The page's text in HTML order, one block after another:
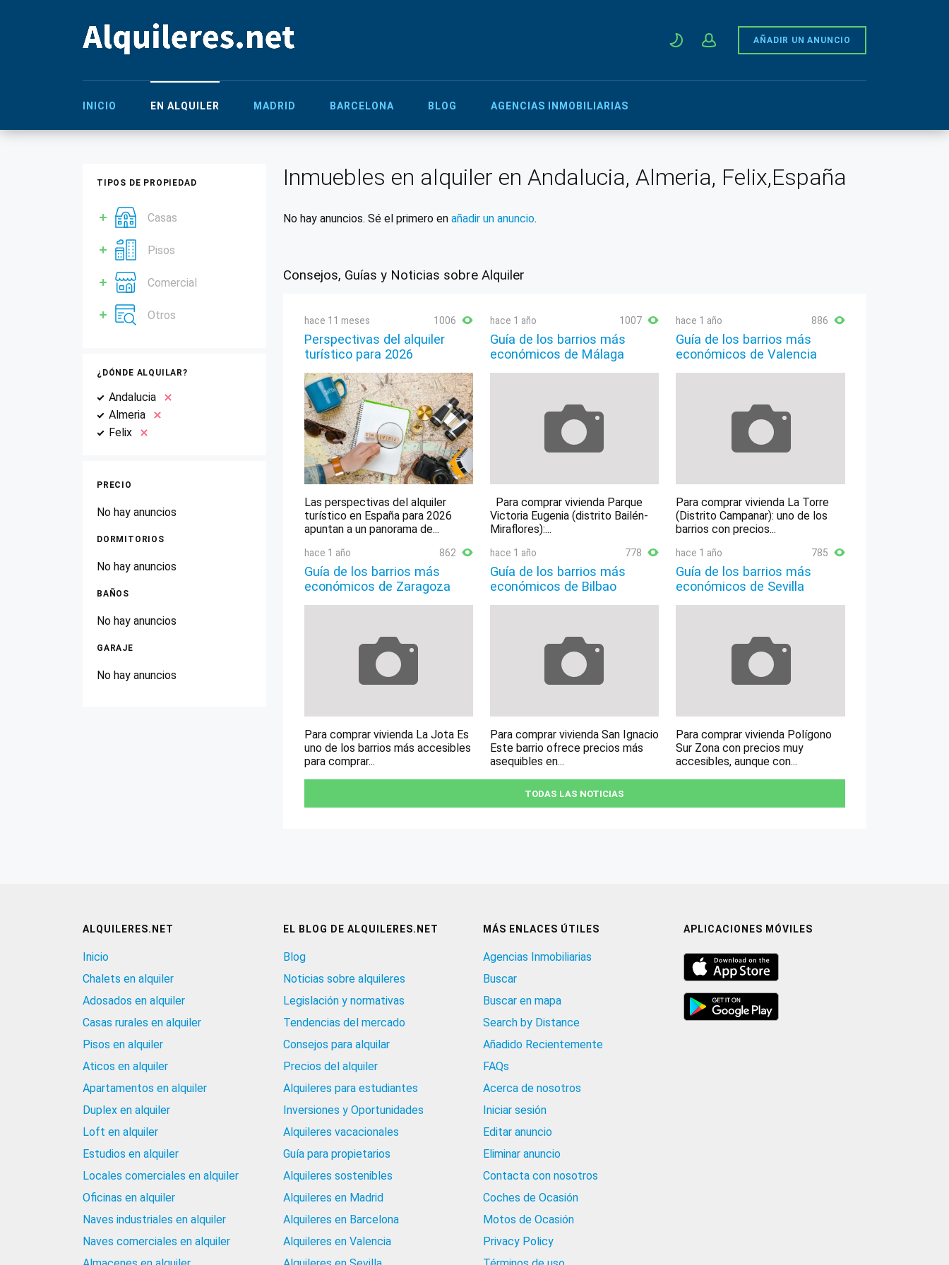
AÑADIR UN ANUNCIO
INICIO EN ALQUILER MADRID BARCELONA BLOG AGENCIAS INMOBILIARIAS
TIPOS DE PROPIEDAD
Casas
Pisos
Comercial
Otros
¿DÓNDE ALQUILAR?
Andalucia
Almeria
Felix
PRECIO
No hay anuncios
DORMITORIOS
No hay anuncios
BAÑOS
No hay anuncios
GARAJE
No hay anuncios
Inmuebles en alquiler en Andalucia, Almeria, Felix,España
No hay anuncios. Sé el primero en añadir un anuncio.
Consejos, Guías y Noticias sobre Alquiler
hace 11 meses 1006
Perspectivas del alquiler
turístico para 2026
Las perspectivas del alquiler
turístico en España para 2026
apuntan a un panorama de...
hace 1 año 1007
Guía de los barrios más
económicos de Málaga
Para comprar vivienda Parque
Victoria Eugenia (distrito Bailén-
Miraflores):...
hace 1 año 886
Guía de los barrios más
económicos de Valencia
Para comprar vivienda La Torre
(Distrito Campanar): uno de los
barrios con precios...
hace 1 año 862
Guía de los barrios más
económicos de Zaragoza
Para comprar vivienda La Jota Es
uno de los barrios más accesibles
para comprar...
hace 1 año 778
Guía de los barrios más
económicos de Bilbao
Para comprar vivienda San Ignacio
Este barrio ofrece precios más
asequibles en...
hace 1 año 785
Guía de los barrios más
económicos de Sevilla
Para comprar vivienda Polígono
Sur Zona con precios muy
accesibles, aunque con...
TODAS LAS NOTICIAS
ALQUILERES.NET
Inicio
Chalets en alquiler
Adosados en alquiler
Casas rurales en alquiler
Pisos en alquiler
Aticos en alquiler
Apartamentos en alquiler
Duplex en alquiler
Loft en alquiler
Estudios en alquiler
Locales comerciales en alquiler
Oficinas en alquiler
Naves industriales en alquiler
Naves comerciales en alquiler
EL BLOG DE ALQUILERES.NET
Blog
Noticias sobre alquileres
Legislación y normativas
Tendencias del mercado
Consejos para alquilar
Precios del alquiler
Alquileres para estudiantes
Inversiones y Oportunidades
Alquileres vacacionales
Guía para propietarios
Alquileres sostenibles
Alquileres en Madrid
Alquileres en Barcelona
Alquileres en Valencia
MÁS ENLACES ÚTILES
Agencias Inmobiliarias
Buscar
Buscar en mapa
Search by Distance
Añadido Recientemente
FAQs
Acerca de nosotros
Iniciar sesión
Editar anuncio
Eliminar anuncio
Contacta con nosotros
Coches de Ocasión
Motos de Ocasión
Privacy Policy
APLICACIONES MÓVILES